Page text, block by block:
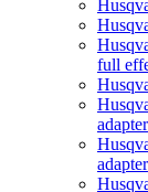
full
adapter
adapter